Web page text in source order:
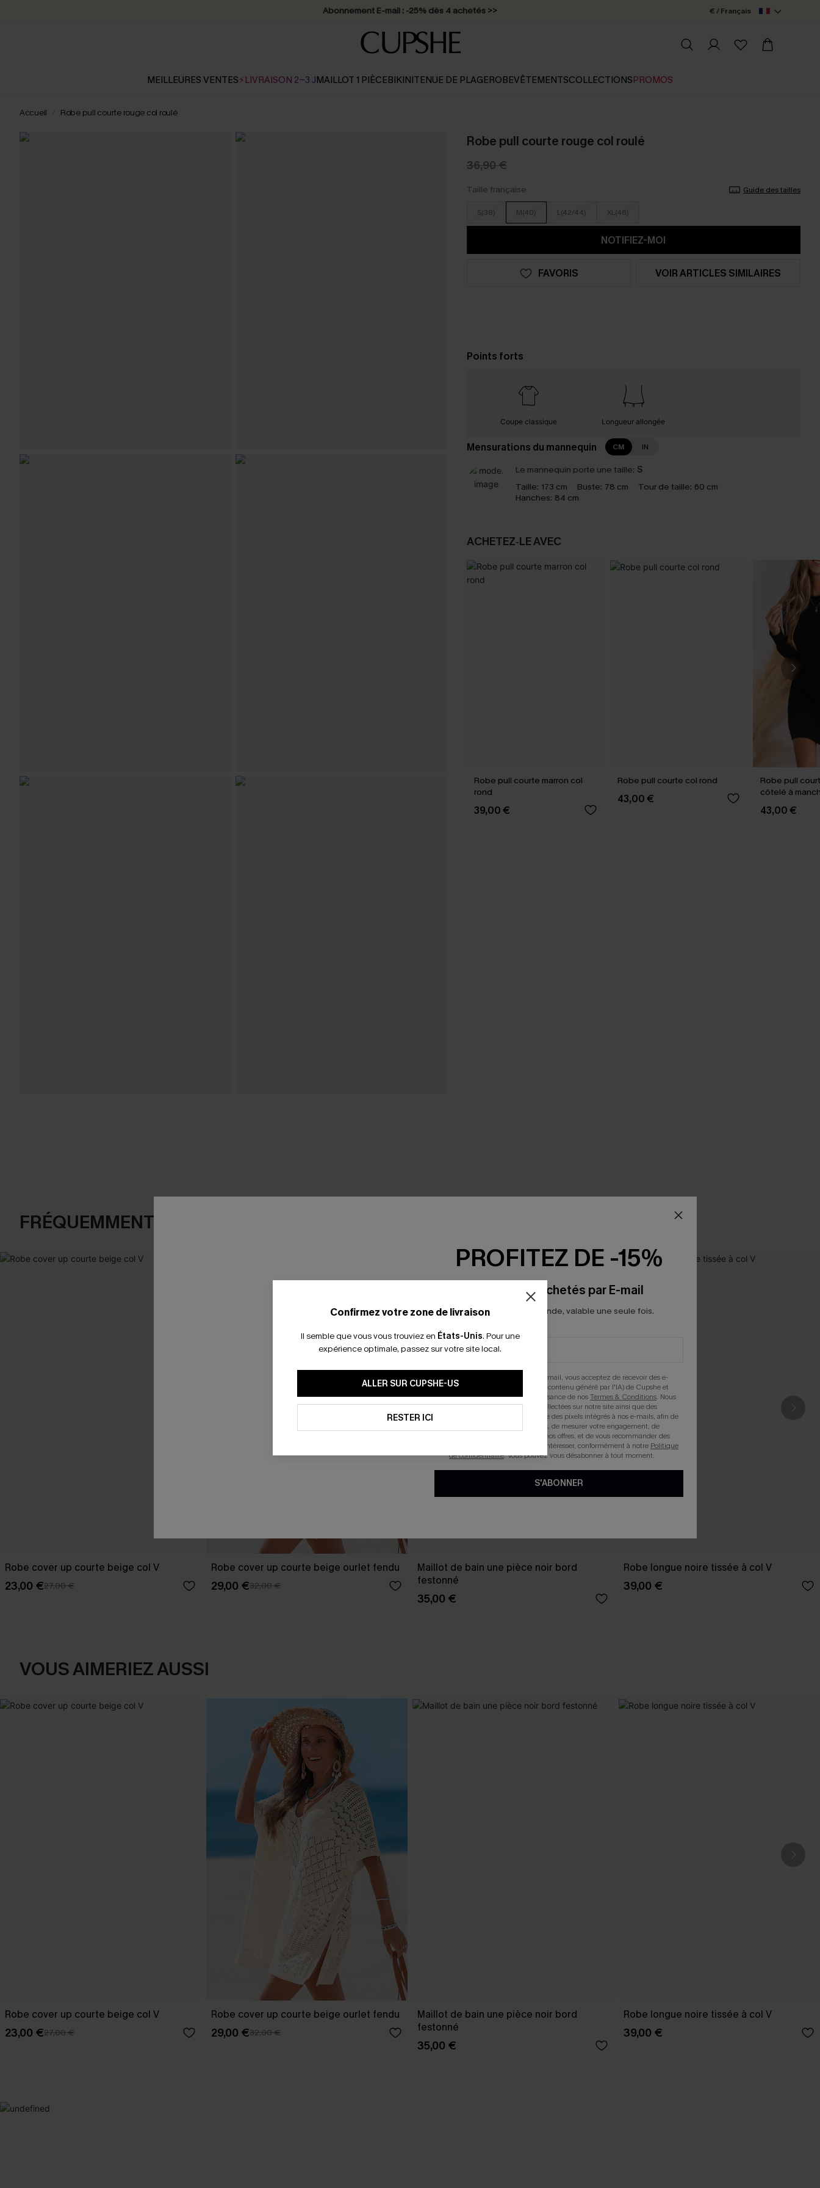
Abonnement E-mail : -25% dès 4 achetés >> € / Français
MEILLEURES VENTES⚡LIVRAISON 2-3 JMAILLOT 1 PIÈCEBIKINITENUE DE PLAGEROBEVÊTEMENTSCOLLECTIONSPROMOS
Accueil Robe pull courte rouge col roulé
Robe pull courte rouge col roulé
36,90 €
Taille française Guide des tailles
S(38) M(40) L(42/44) XL(46)
NOTIFIEZ-MOI
FAVORIS VOIR ARTICLES SIMILAIRES
Points forts
Coupe classique Longueur allongée
Mensurations du mannequin CM IN
Le mannequin porte une taille: S
Taille: 173 cm Buste: 78 cm Tour de taille: 60 cm
Hanches: 84 cm
ACHETEZ‑LE AVEC
Robe pull courte marron col
rond
39,00 €
Robe pull courte col rond
43,00 €
Robe pull
côtelé à
noire
43,00 €
FRÉQUEMMENT ACHETÉS ENSEMBLE
Robe cover up courte beige col V
23,00 €27,00 €
Robe cover up courte beige ourlet fendu
29,00 €32,00 €
Maillot de bain une pièce noir bord
festonné
35,00 €
Robe longue noire tissée à col V
39,00 €
VOUS AIMERIEZ AUSSI
Robe cover up courte beige col V
23,00 €27,00 €
Robe cover up courte beige ourlet fendu
29,00 €32,00 €
Maillot de bain une pièce noir bord
festonné
35,00 €
Robe longue noire tissée à col V
39,00 €
Confirmez votre zone de livraison
Il semble que vous vous trouviez en États-Unis. Pour une
expérience optimale, passez sur votre site local.
ALLER SUR CUPSHE-US
RESTER ICI
PROFITEZ DE -15%
-15% dès 2 Achetés par E-mail
*Un code par commande, valable une seule fois.
En soumettant votre adresse e-mail, vous acceptez de recevoir des e-
mails marketing (y compris du contenu généré par l'IA) de Cupshe et
reconnaissez avoir pris connaissance de nosTermes & Conditions. Nous
pouvons utiliser les données collectées sur notre site ainsi que des
technologies de suivi, telles que des pixels intégrés à nos e-mails, afin de
savoir si ceux-ci ont été ouverts, de mesurer votre engagement, de
personnaliser nos contenus et nos offres, et de vous recommander des
produits susceptibles de vous intéresser, conformément à notre Politique
de confidentialité. Vous pouvez vous désabonner à tout moment.
S'ABONNER